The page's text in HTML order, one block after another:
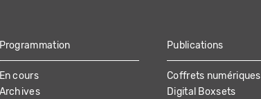
Programmation
En cours
Archives
Publications
Coffrets numériques
Digital Boxsets